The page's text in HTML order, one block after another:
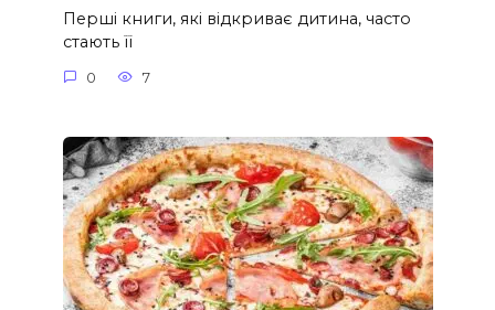
Перші книги, які відкриває дитина, часто
стають її
0 7